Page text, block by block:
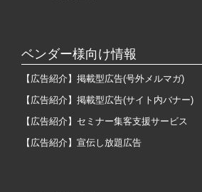
ベンダー様向け情報
【広告紹介】掲載型広告(号外メルマガ)
【広告紹介】掲載型広告(サイト内バナー)
【広告紹介】セミナー集客支援サービス
【広告紹介】宣伝し放題広告